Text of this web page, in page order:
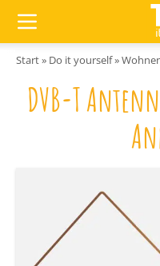
Start» Do it yourself»
DVB-T